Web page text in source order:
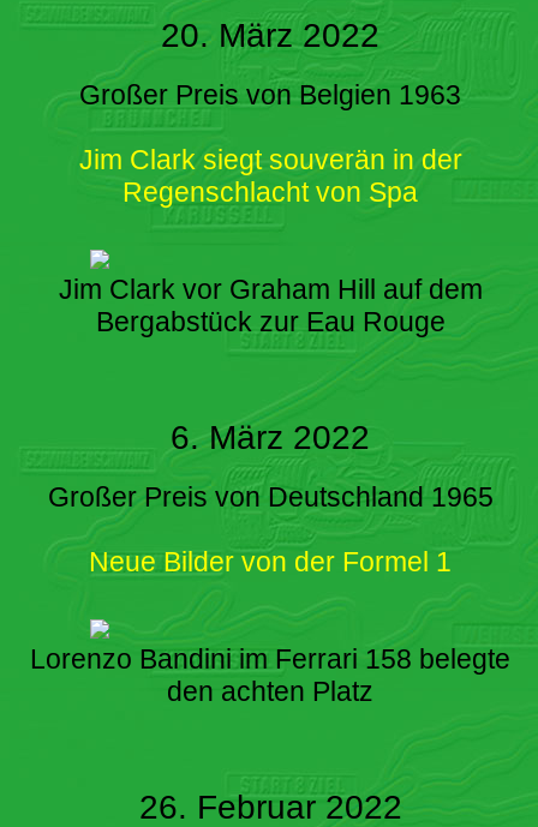
20. März 2022
Großer Preis von Belgien 1963
Jim Clark siegt souverän in der
Regenschlacht von Spa
Jim Clark vor Graham Hill auf dem
Bergabstück zur Eau Rouge
6. März 2022
Großer Preis von Deutschland 1965
Neue Bilder von der Formel 1
Lorenzo Bandini im Ferrari 158 belegte
den achten Platz
26. Februar 2022